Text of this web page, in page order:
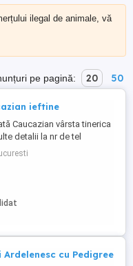
ilegal de animale, vă
pe pagină: 20 50
ieftine
Caucazian vârsta tinerica
detalii la nr de tel
Ardelenesc cu Pedigree